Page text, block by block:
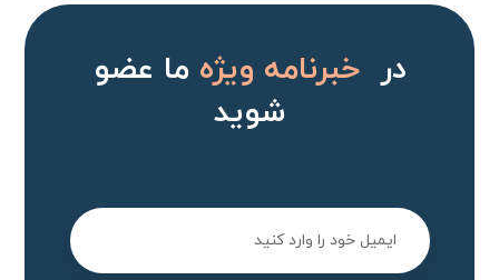
درخبرنامه ویژهما عضو
شوید